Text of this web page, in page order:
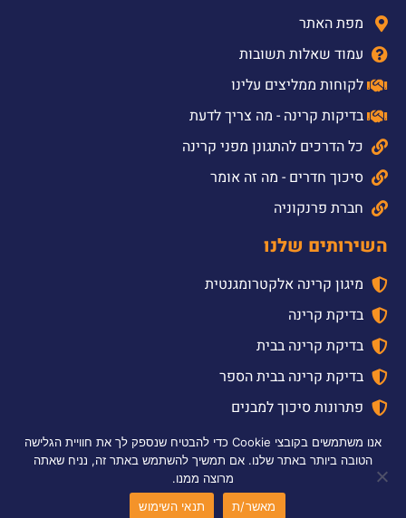
מפת האתר
עמוד שאלות תשובות
לקוחות ממליצים עלינו
בדיקות קרינה - מה צריך לדעת
כל הדרכים להתגונן מפני קרינה
סיכוך חדרים - מה זה אומר
חברת פרנקוניה
השירותים שלנו
מיגון קרינה אלקטרומגנטית
בדיקת קרינה
בדיקת קרינה בבית
בדיקת קרינה בבית הספר
פתרונות סיכוך למבנים
ייצור קופסא מסוככת קרינה
סיכוך מעבדות מחקר
אנו משתמשים בקובצי Cookie כדי להבטיח שנספק לך את חוויית הגלישה
הטובה ביותר באתר שלנו. אם תמשיך להשתמש באתר זה, נניח שאתה
מרוצה ממנו.
מאשר/ת
תנאי השימוש